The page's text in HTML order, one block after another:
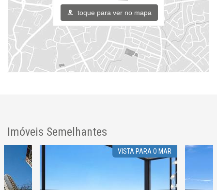
Estar Social
Acessibilidade para PNE
Endereço:
Camboriú
Fazenda
Itajaí /SC
toque para ver no mapa
Imóveis Semelhantes
VISTA PARA O MAR